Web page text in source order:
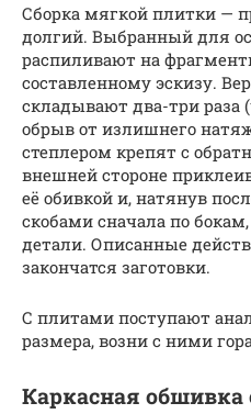
Сборка мягкой плитки —
долгий. Выбранный для
распиливают на
составленному эскизу.
складывают два-три раза
обрыв от излишнего
степлером крепят с
внешней стороне
её обивкой и, натянув
скобами сначала по
детали. Описанные
закончатся заготовки.
С плитами поступают
размера, возни с ними
Каркасная обшивка